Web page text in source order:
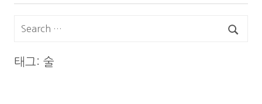
태그: 술